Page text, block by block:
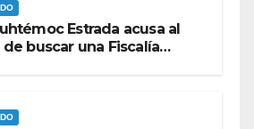
Estrada acusa al
de buscar una Fiscalía